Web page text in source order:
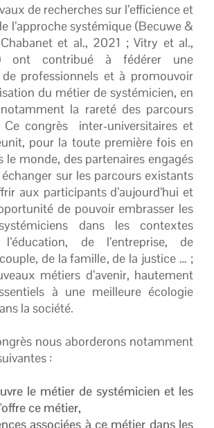
de recherches sur l’efficience et
l’approche systémique (Becuwe &
et al., 2021 ; Vitry et al.,
ont contribué à fédérer une
professionnels et à promouvoir
du métier de systémicien, en
la rareté des parcours
congrès inter-universitaires et
pour la toute première fois en
le monde, des partenaires engagés
sur les parcours existants
aux participants d’aujourd’hui et
de pouvoir embrasser les
dans les contextes
de l’entreprise, de
de la famille, de la justice … ;
métiers d’avenir, hautement
à une meilleure écologie
la société.
nous aborderons notamment
:
le métier de systémicien et les
ce métier,
associées à ce métier dans les